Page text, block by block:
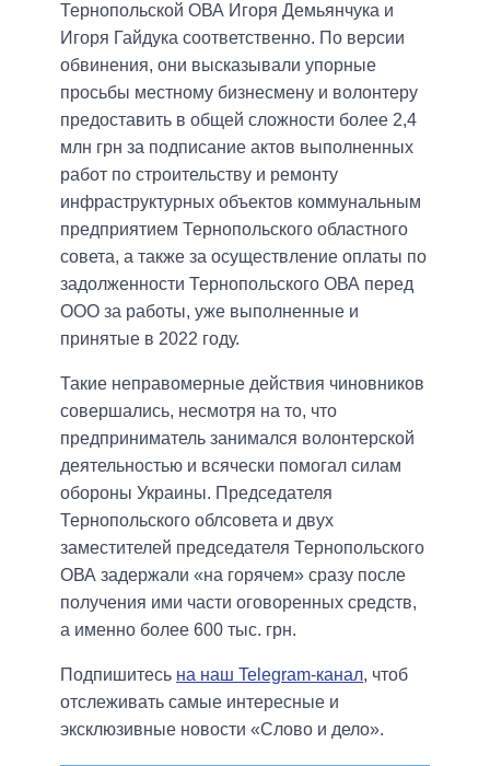
Тернопольской ОВА Игоря Демьянчука и
Игоря Гайдука соответственно. По версии
обвинения, они высказывали упорные
просьбы местному бизнесмену и волонтеру
предоставить в общей сложности более 2,4
млн грн за подписание актов выполненных
работ по строительству и ремонту
инфраструктурных объектов коммунальным
предприятием Тернопольского областного
совета, а также за осуществление оплаты по
задолженности Тернопольского ОВА перед
ООО за работы, уже выполненные и
принятые в 2022 году.
Такие неправомерные действия чиновников
совершались, несмотря на то, что
предприниматель занимался волонтерской
деятельностью и всячески помогал силам
обороны Украины. Председателя
Тернопольского облсовета и двух
заместителей председателя Тернопольского
ОВА задержали «на горячем» сразу после
получения ими части оговоренных средств,
а именно более 600 тыс. грн.
Подпишитесь на наш Telegram-канал, чтоб
отслеживать самые интересные и
эксклюзивные новости «Слово и дело».